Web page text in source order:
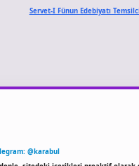
Servet-I Fünun Edebiyatı
@karabul